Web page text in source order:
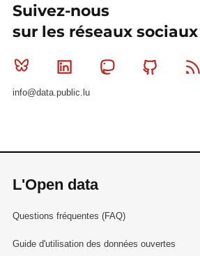
Suivez-nous
sur les réseaux sociaux
Bluesky Linkedin MastodonGithub
info@data.public.lu
L'Open data
Questions fréquentes (FAQ)
Guide d'utilisation des données ouvertes